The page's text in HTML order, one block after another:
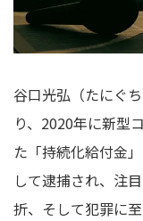
谷口光弘（たにぐ
り、2020年に新型
た「持続化給付金
して逮捕され、注
折、そして犯罪に